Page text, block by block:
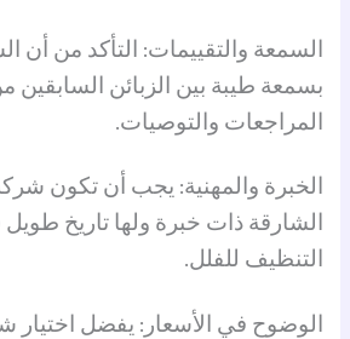
السمعة والتقييمات: التأكد من أن
بسمعة طيبة بين الزبائن السابقين
المراجعات والتوصيات.
الخبرة والمهنية: يجب أن تكون
الشارقة ذات خبرة ولها تاريخ
التنظيف للفلل.
الوضوح في الأسعار: يفضل